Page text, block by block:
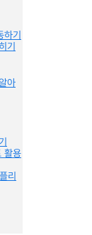
기
기
아
활용
리